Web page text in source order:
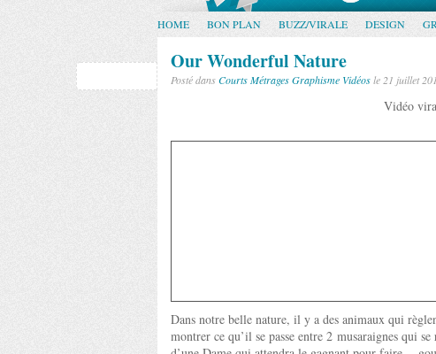
HOME BON PLAN BUZZ/VIRALE DESIGN
Our Wonderful Nature
Posté dansCourts MétragesGraphisme Vidéosle 21 juillet
Vidéo
Dans notre belle nature, il y a des animaux qui
montrer ce qu’il se passe entre 2 musaraignes qui